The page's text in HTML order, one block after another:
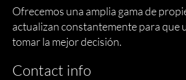
Ofrecemos una amplia gama de
actualizan constantemente para que
tomar la mejor decisión.
Contact info